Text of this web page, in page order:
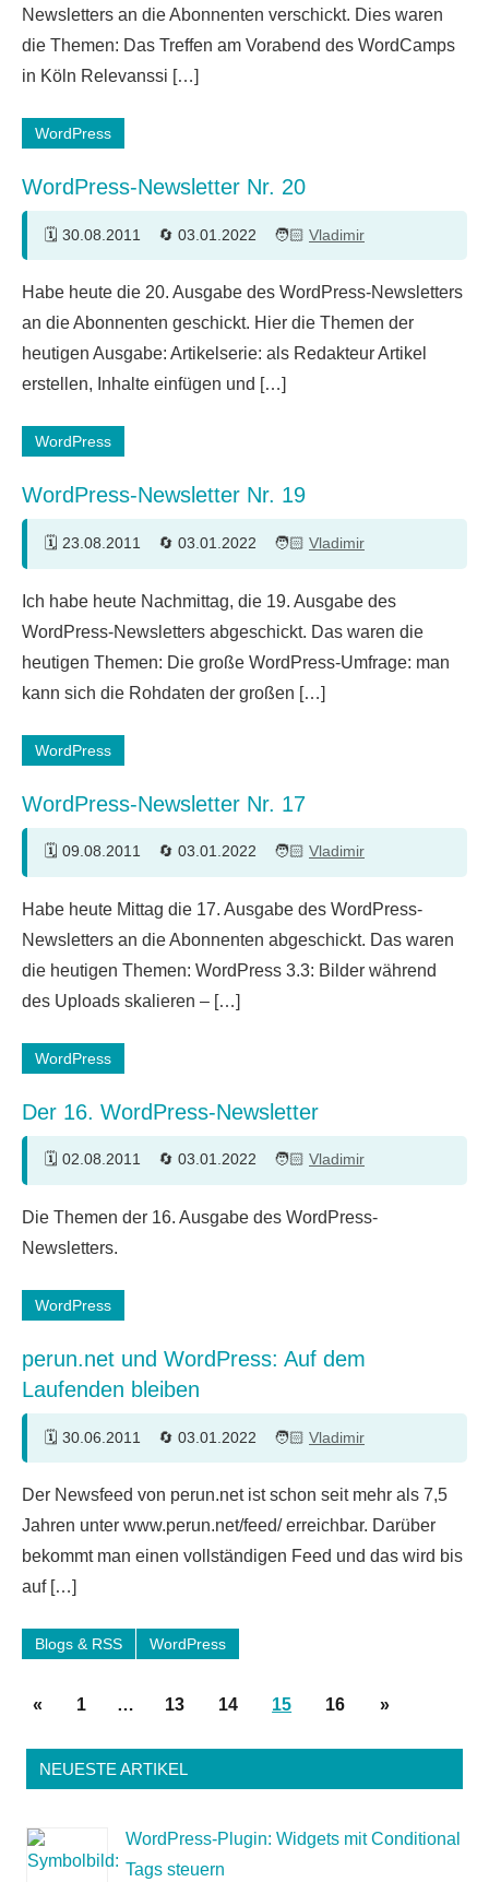
Newsletters an die Abonnenten verschickt. Dies waren
die Themen: Das Treffen am Vorabend des WordCamps
in Köln Relevanssi […]
WordPress
WordPress-Newsletter Nr. 20
30.08.2011 03.01.2022 Vladimir
Kommentar
Habe heute die 20. Ausgabe des WordPress-Newsletters
an die Abonnenten geschickt. Hier die Themen der
heutigen Ausgabe: Artikelserie: als Redakteur Artikel
erstellen, Inhalte einfügen und […]
WordPress
WordPress-Newsletter Nr. 19
23.08.2011 03.01.2022 Vladimir
Ich habe heute Nachmittag, die 19. Ausgabe des
WordPress-Newsletters abgeschickt. Das waren die
heutigen Themen: Die große WordPress-Umfrage: man
kann sich die Rohdaten der großen […]
WordPress
WordPress-Newsletter Nr. 17
09.08.2011 03.01.2022 Vladimir
Habe heute Mittag die 17. Ausgabe des WordPress-
Newsletters an die Abonnenten abgeschickt. Das waren
die heutigen Themen: WordPress 3.3: Bilder während
des Uploads skalieren – […]
WordPress
Der 16. WordPress-Newsletter
02.08.2011 03.01.2022 Vladimir
Die Themen der 16. Ausgabe des WordPress-
Newsletters.
WordPress
perun.net und WordPress: Auf dem
Laufenden bleiben
30.06.2011 03.01.2022 Vladimir
Kommentar
Der Newsfeed von perun.net ist schon seit mehr als 7,5
Jahren unter www.perun.net/feed/ erreichbar. Darüber
bekommt man einen vollständigen Feed und das wird bis
auf […]
Blogs & RSS WordPress
Seitennummerierung
Beiträge
«Vorherige
1 … 13 14 15 16
Nächste
»
NEUESTE ARTIKEL
WordPress-Plugin: Widgets mit Conditional
Tags steuern